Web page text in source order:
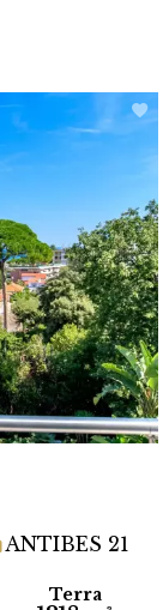
ANTIBES 21
Terra